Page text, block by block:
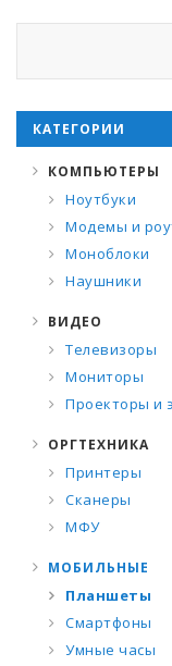
КАТЕГОРИИ
КОМПЬЮТЕРЫ
Ноутбуки
Модемы и
Моноблоки
Наушники
ВИДЕО
Телевизоры
Мониторы
Проекторы и
ОРГТЕХНИКА
Принтеры
Сканеры
МФУ
МОБИЛЬНЫЕ
Планшеты
Смартфоны
Умные часы